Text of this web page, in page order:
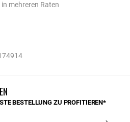
mehreren Raten
BESTELLUNG ZU PROFITIEREN*